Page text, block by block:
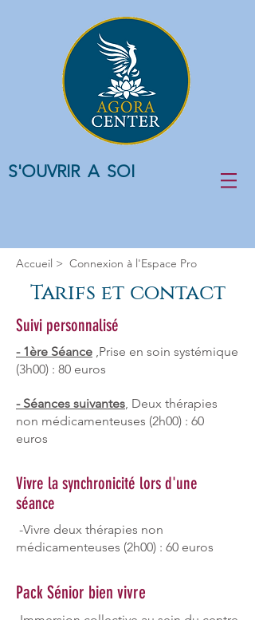
S'OUVRIR A SOI
Accueil > Connexion à l'Espace Pro
Tarifs et contact
Suivi personnalisé
- 1ère Séance ,Prise en soin systémique
(3h00) : 80 euros
- Séances suivantes, Deux thérapies
non médicamenteuses (2h00) : 60
euros
Vivre la synchronicité lors d'une
séance
-Vivre deux thérapies non
médicamenteuses (2h00) : 60 euros
Pack Sénior bien vivre